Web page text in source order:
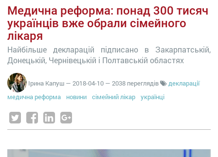
Медична реформа: понад 300 тисяч
українців вже обрали сімейного
лікаря
Найбільше декларацій підписано в Закарпатській,
Донецькій, Чернівецькій і Полтавській областях
Ірина Капуш — 2018-04-10 — 2038 переглядів
декларації
медична реформа
новини сімейний лікар українці